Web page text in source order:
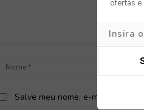
Salve meu nome, e-mail e site
ofertas e